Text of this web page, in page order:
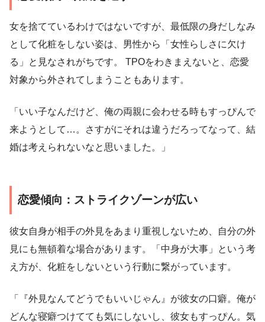
女を捨てているわけではないですが、最低限の身だしなみ
として化粧をしない姿は、男性から「女性らしさに欠け
る」と見なされがちです。 TPOをわきまえないと、恋愛
対象から外されてしまうこともあります。
「いい子なんだけど、俺の両親に会わせる時もすっぴんで
来ようとして…。さすがにそれは違うだろってなって、結
婚は考えられないなと思いました。」
恋愛傾向：ストライクゾーンが広い
彼女自身が相手の外見をあまり重視しないため、自分の外
見にも無頓着な場合があります。「中身が大事」という考
え方が、化粧をしないという行動に繋がっています。
「『外見なんてどうでもいいじゃん』が彼女の口癖。俺が
どんな寝癖つけてても気にしないし、彼女もすっぴん。気